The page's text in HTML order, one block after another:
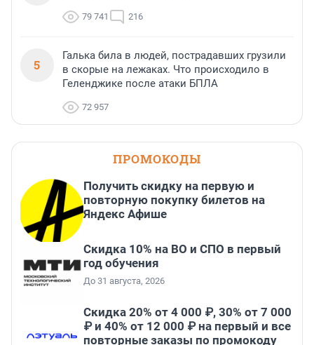
79 741 216
5
Галька била в людей, пострадавших грузили
в скорые на лежаках. Что происходило в
Геленджике после атаки БПЛА
72 957
ПРОМОКОДЫ
Получить скидку на первую и
повторную покупку билетов на
Яндекс Афише
Скидка 10% на ВО и СПО в первый
год обучения
До 31 августа, 2026
Скидка 20% от 4 000 ₽, 30% от 7 000
₽ и 40% от 12 000 ₽ на первый и все
повторные заказы по промокоду